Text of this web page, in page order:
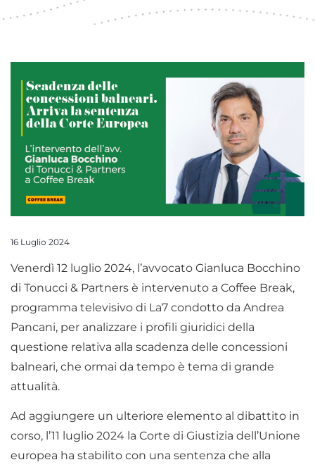
16 Luglio 2024
Venerdì 12 luglio 2024, l’avvocato Gianluca Bocchino
di Tonucci & Partners è intervenuto a Coffee Break,
programma televisivo di La7 condotto da Andrea
Pancani, per analizzare i profili giuridici della
questione relativa alla scadenza delle concessioni
balneari, che ormai da tempo è tema di grande
attualità.
Ad aggiungere un ulteriore elemento al dibattito in
corso, l’11 luglio 2024 la Corte di Giustizia dell’Unione
europea ha stabilito con una sentenza che alla